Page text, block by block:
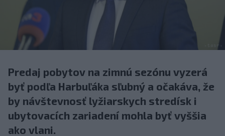
Predaj pobytov na zimnú sezónu vyzerá
byť podľa Harbuľáka sľubný a očakáva, že
by návštevnosť lyžiarskych stredísk i
ubytovacích zariadení mohla byť vyššia
ako vlani.